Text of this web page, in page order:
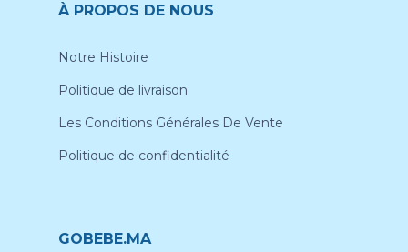
À PROPOS DE NOUS
Notre Histoire
Politique de livraison
Les Conditions Générales De Vente
Politique de confidentialité
GOBEBE.MA